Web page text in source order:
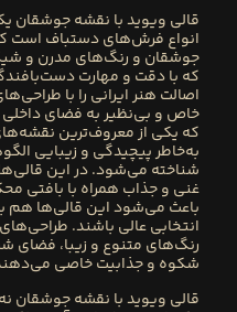
قالی ویوید با نقشه جوشقان
انواع فرش‌های دستباف است
جوشقان و رنگ‌های مدرن و
که با دقت و مهارت
اصالت هنر ایرانی را با
خاص و بی‌نظیر به فضای
که یکی از معروف‌ترین
به‌خاطر پیچیدگی و زیبایی
شناخته می‌شود. در این
غنی و جذاب همراه با بافتی
باعث می‌شود این قالی‌ها هم
انتخابی عالی باشند.
رنگ‌های متنوع و زیبا، فضای
شکوه و جذابیت خاصی
قالی ویوید با نقشه جوشقان